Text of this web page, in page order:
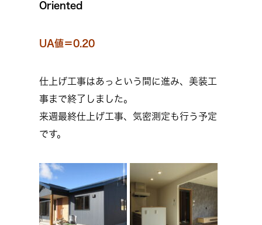
Oriented
UA値＝0.20
仕上げ工事はあっという間に進み、美装工
事まで終了しました。
来週最終仕上げ工事、気密測定も行う予定
です。